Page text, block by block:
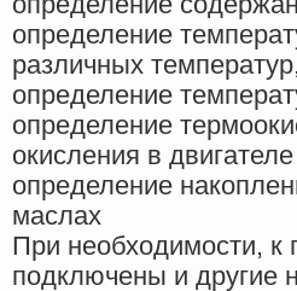
определение
различных
определение
определение
окисления в
определение
маслах
При необходимости,
подключены и другие